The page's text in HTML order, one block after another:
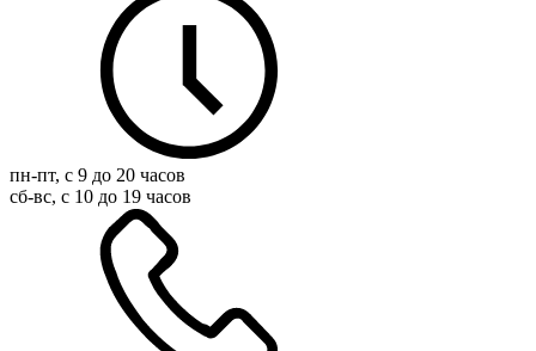
пн-пт, с 9 до 20 часов
сб-вс, с 10 до 19 часов